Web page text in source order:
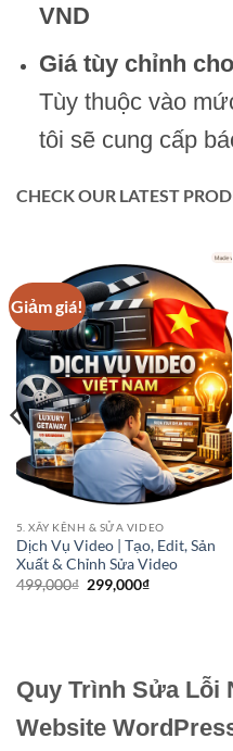
VND
Giá tùy chỉnh
Tùy thuộc vào
tôi sẽ cung cấp
CHECK OUR LATEST
Giảm giá!
5. XÂY KÊNH & SỬA VIDEO
Dịch Vụ Video | Tạo, Edit, Sản
Xuất & Chỉnh Sửa Video
499,000₫ Giá
299,000₫Giá
Quy Trình Sửa Lỗi
Website